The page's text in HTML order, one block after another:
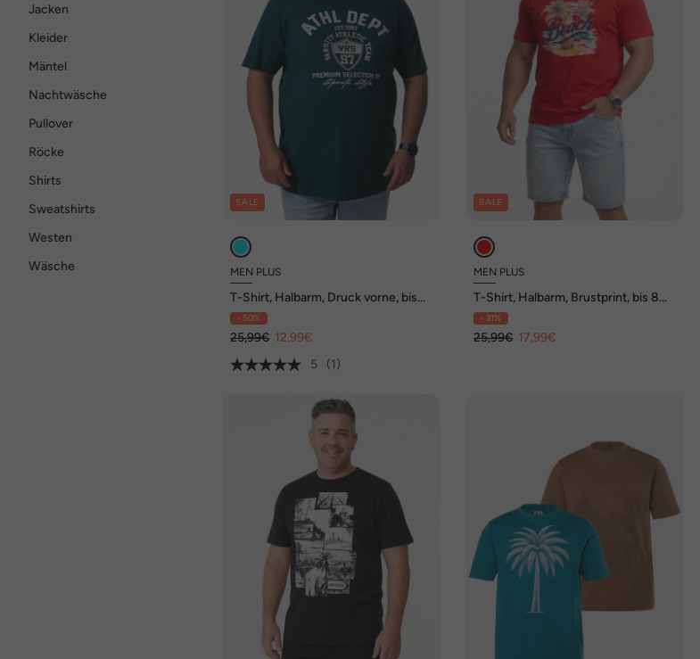
Jacken
Kleider
Mäntel
Nachtwäsche
Pullover
Röcke
Shirts
Sweatshirts
Westen
Wäsche
SALE
MEN PLUS
T-Shirt, Halbarm, Druck vorne, bis
Gr. 8 XL
- 50%
25,99€ 12,99€
5
(1)
SALE
MEN PLUS
T-Shirt, Halbarm, Brustprint, bis 8
XL- 31%
25,99€ 17,99€